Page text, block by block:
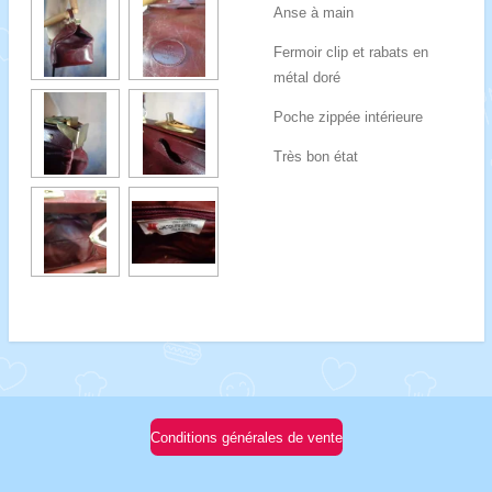
Anse à main
Fermoir clip et rabats en
métal doré
Poche zippée intérieure
Très bon état
Conditions générales de vente